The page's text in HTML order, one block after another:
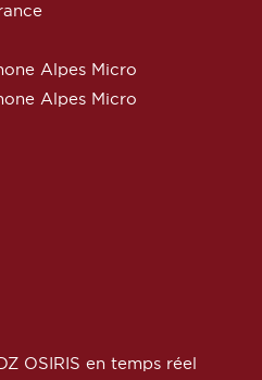
Alpes Micro
Alpes Micro
OSIRIS en temps réel